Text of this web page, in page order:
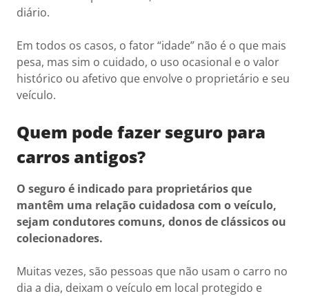
diário.
Em todos os casos, o fator “idade” não é o que mais
pesa, mas sim o cuidado, o uso ocasional e o valor
histórico ou afetivo que envolve o proprietário e seu
veículo.
Quem pode fazer seguro para
carros antigos?
O seguro é indicado para proprietários que
mantêm uma relação cuidadosa com o veículo,
sejam condutores comuns, donos de clássicos ou
colecionadores.
Muitas vezes, são pessoas que não usam o carro no
dia a dia, deixam o veículo em local protegido e